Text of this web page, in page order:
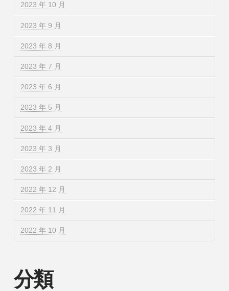
2023 年 10 月
2023 年 9 月
2023 年 8 月
2023 年 7 月
2023 年 6 月
2023 年 5 月
2023 年 4 月
2023 年 3 月
2023 年 2 月
2022 年 12 月
2022 年 11 月
2022 年 10 月
分類